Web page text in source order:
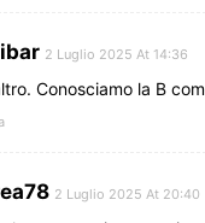
2 Luglio 2025 At 14:36
Conosciamo la B
2 Luglio 2025 At 20:40